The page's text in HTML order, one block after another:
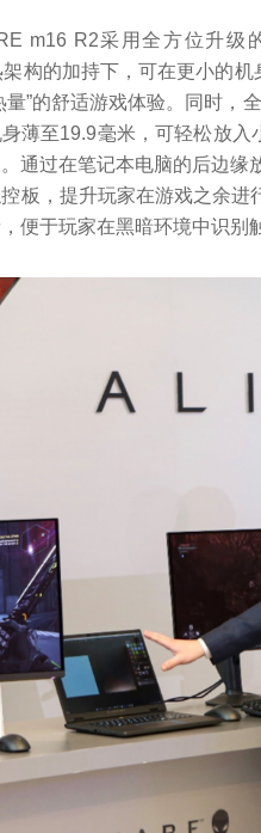
m16 R2采用全方位升级
构的加持下，可在更小的
量”的舒适游戏体验。同时，
薄至19.9毫米，可轻松放
通过在笔记本电脑的后边
板，提升玩家在游戏之余
便于玩家在黑暗环境中识别